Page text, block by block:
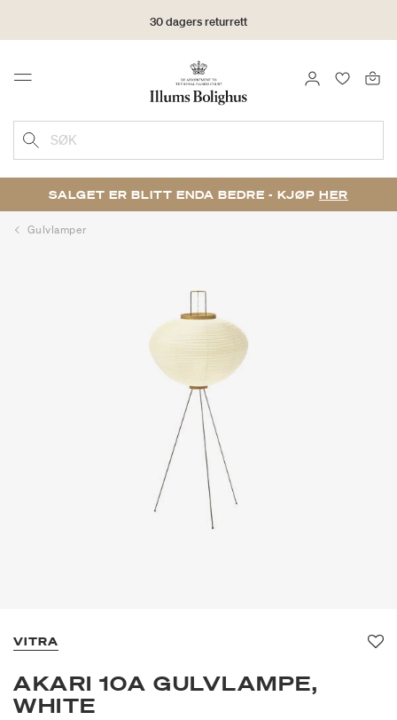
30 dagers returrett
Menu LOGG INN
SØK
SALGET ER BLITT ENDA BEDRE - KJØP HER
Gulvlamper
VITRA
AKARI 10A GULVLAMPE,
WHITE